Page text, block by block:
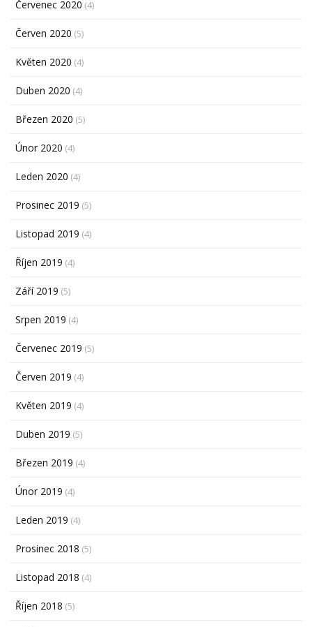
Červenec 2020 (4)
Červen 2020 (5)
Květen 2020 (4)
Duben 2020 (4)
Březen 2020 (5)
Únor 2020 (4)
Leden 2020 (4)
Prosinec 2019 (5)
Listopad 2019 (4)
Říjen 2019 (4)
Září 2019 (5)
Srpen 2019 (4)
Červenec 2019 (5)
Červen 2019 (4)
Květen 2019 (4)
Duben 2019 (5)
Březen 2019 (4)
Únor 2019 (4)
Leden 2019 (4)
Prosinec 2018 (5)
Listopad 2018 (4)
Říjen 2018 (5)